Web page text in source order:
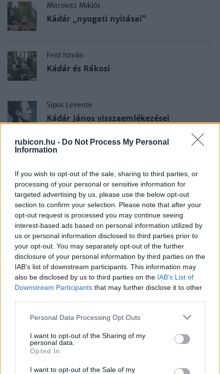
rubicon.hu - Do Not Process My Personal
Information
If you wish to opt-out of the sale, sharing to third parties, or
processing of your personal or sensitive information for
targeted advertising by us, please use the below opt-out
section to confirm your selection. Please note that after your
opt-out request is processed you may continue seeing
interest-based ads based on personal information utilized by
us or personal information disclosed to third parties prior to
your opt-out. You may separately opt-out of the further
disclosure of your personal information by third parties on the
IAB’s list of downstream participants. This information may
also be disclosed by us to third parties on the IAB’s List of
Downstream Participants that may further disclose it to other
Please note that this website/app uses one or more Google
not limited to your visit or usage behaviour. You may click to
grant or deny consent to Google and its third-party tags to
use your data for below specified purposes in below Google
consent section.
Personal Data Processing Opt Outs
I want to opt-out of the Sharing of my
personal data.
Opted In
I want to opt-out of the Sale of my
Mitrovits Miklós
Kádár „nyugati nyitásai”
Feitl István
Kádár és Rákosi
Sipos Levente
Kádár János visszaemlékezései
Hajdu Tibor
M. Kiss Sándor
Kádár apánk” - Kinek az apja”?
Litván György
Folytonosság és szakítás a Kádár-
rendszerben
Rendőrfőnök és belügyminiszter
Sipos Levente
Szakítás